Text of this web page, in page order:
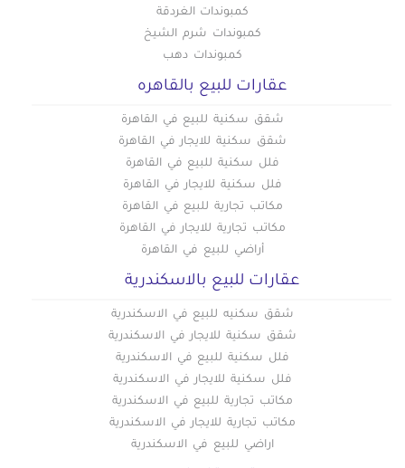
كمبوندات الغردقة
كمبوندات شرم الشيخ
كمبوندات دهب
عقارات للبيع بالقاهره
شقق سكنية للبيع في القاهرة
شقق سكنية للايجار في القاهرة
فلل سكنية للبيع في القاهرة
فلل سكنية للايجار في القاهرة
مكاتب تجارية للبيع في القاهرة
مكاتب تجارية للايجار في القاهرة
أراضي للبيع في القاهرة
عقارات للبيع بالاسكندرية
شقق سكنيه للبيع في الاسكندرية
شقق سكنية للايجار في الاسكندرية
فلل سكنية للبيع في الاسكندرية
فلل سكنية للايجار في الاسكندرية
مكاتب تجارية للبيع في الاسكندرية
مكاتب تجارية للايجار في الاسكندرية
اراضي للبيع في الاسكندرية